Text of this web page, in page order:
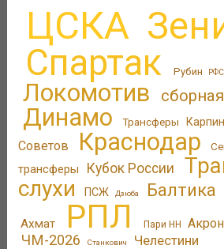
ЦСКА
Спартак Рубин РФС
Локомотив
Динамо Трансферы Карпин
Советов
Краснодар
трансферы
Кубок России
слухи
ПСЖ Дзюба Балтика
Ахмат РПЛ Пари НН Акрон
ЧМ-2026 Станкович Челестини